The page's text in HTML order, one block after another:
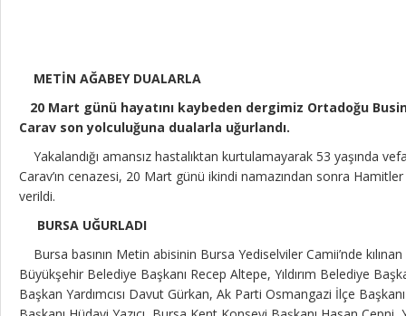
METİN AĞABEY DUALARLA
20 Mart günü hayatını kaybeden dergimiz Ortadoğu
Carav son yolculuğuna dualarla uğurlandı.
Yakalandığı amansız hastalıktan kurtulamayarak 53 yaşında
Carav’ın cenazesi, 20 Mart günü ikindi namazından sonra Hamitler
verildi.
BURSA UĞURLADI
Bursa basının Metin abisinin Bursa Yediselviler Camii’nde
Büyükşehir Belediye Başkanı Recep Altepe, Yıldırım Belediye
Başkan Yardımcısı Davut Gürkan, Ak Parti Osmangazi İlçe Başkanı